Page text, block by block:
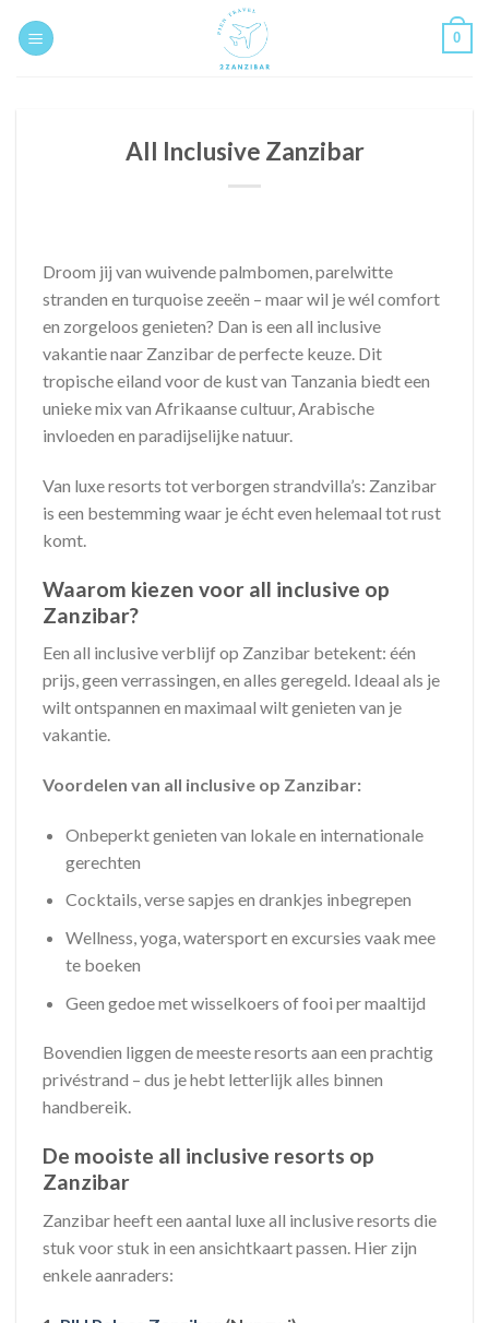
0
All Inclusive Zanzibar
Droom jij van wuivende palmbomen, parelwitte
stranden en turquoise zeeën – maar wil je wél comfort
en zorgeloos genieten? Dan is een all inclusive
vakantie naar Zanzibar de perfecte keuze. Dit
tropische eiland voor de kust van Tanzania biedt een
unieke mix van Afrikaanse cultuur, Arabische
invloeden en paradijselijke natuur.
Van luxe resorts tot verborgen strandvilla’s: Zanzibar
is een bestemming waar je écht even helemaal tot rust
komt.
Waarom kiezen voor all inclusive op
Zanzibar?
Een all inclusive verblijf op Zanzibar betekent: één
prijs, geen verrassingen, en alles geregeld. Ideaal als je
wilt ontspannen en maximaal wilt genieten van je
vakantie.
Voordelen van all inclusive op Zanzibar:
Onbeperkt genieten van lokale en internationale
gerechten
Cocktails, verse sapjes en drankjes inbegrepen
Wellness, yoga, watersport en excursies vaak mee
te boeken
Geen gedoe met wisselkoers of fooi per maaltijd
Bovendien liggen de meeste resorts aan een prachtig
privéstrand – dus je hebt letterlijk alles binnen
handbereik.
De mooiste all inclusive resorts op
Zanzibar
Zanzibar heeft een aantal luxe all inclusive resorts die
stuk voor stuk in een ansichtkaart passen. Hier zijn
enkele aanraders: